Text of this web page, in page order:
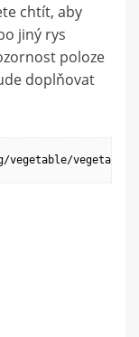
chtít, aby
jiný rys
poloze
doplňovat
vegetable/